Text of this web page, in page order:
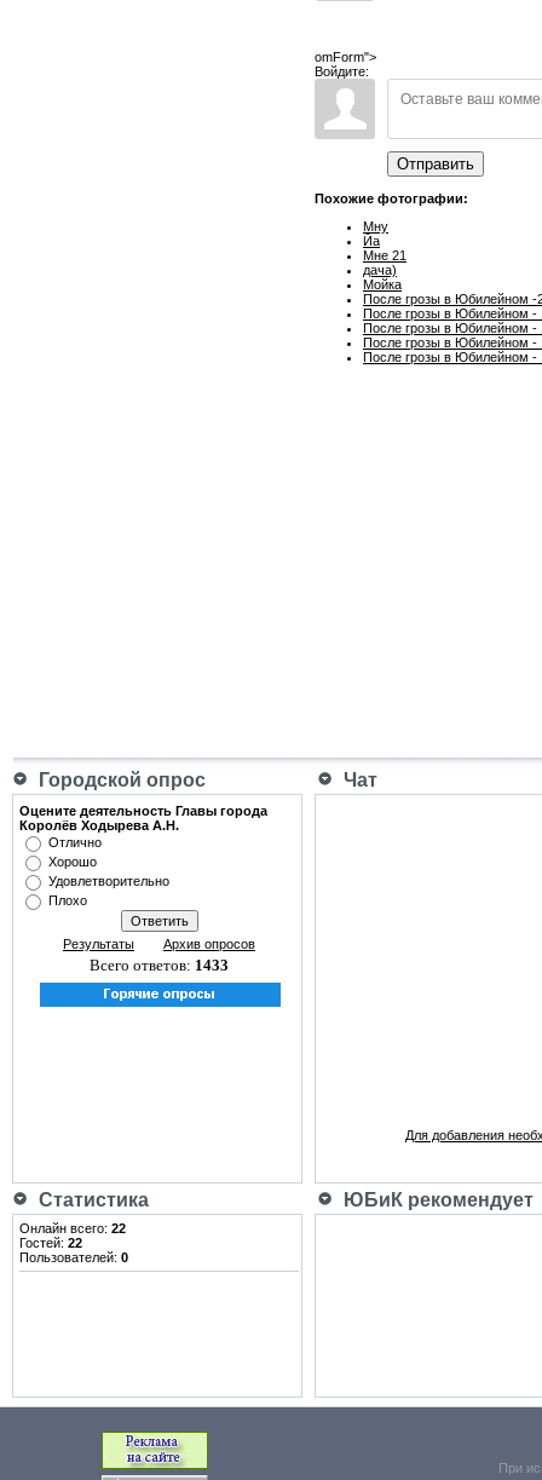
omForm">
Войдите:
Отправить
Похожие фотографии:
Мну
Йа
Мне 21
дача)
Мойка
После грозы в Юбилейном -
После грозы в Юбилейном -
После грозы в Юбилейном -
После грозы в Юбилейном -
После грозы в Юбилейном -
Городской опрос Чат
Оцените деятельность Главы города
Королёв Ходырева А.Н.
Отлично
Хорошо
Удовлетворительно
Плохо
Результаты Архив опросов
Всего ответов: 1433
Для добавления
Статистика ЮБиК рекомендует
Онлайн всего: 22
Гостей: 22
Пользователей: 0
При